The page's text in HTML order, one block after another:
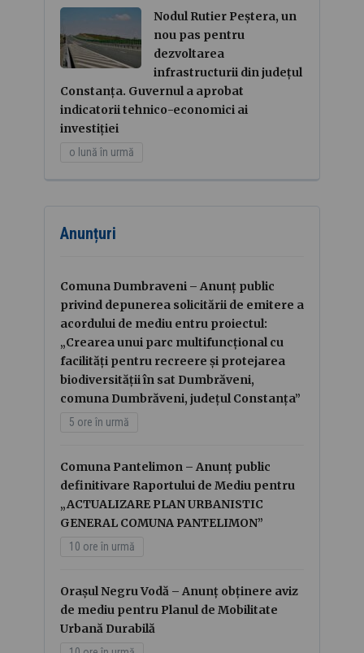
Nodul Rutier Peștera, un
nou pas pentru
dezvoltarea
infrastructurii din județul
Constanța. Guvernul a aprobat
indicatorii tehnico-economici ai
investiției
o lună în urmă
Anunțuri
Comuna Dumbraveni – Anunț public
privind depunerea solicitării de emitere a
acordului de mediu entru proiectul:
„Crearea unui parc multifuncțional cu
facilități pentru recreere și protejarea
biodiversității în sat Dumbrăveni,
comuna Dumbrăveni, județul Constanța”
5 ore în urmă
Comuna Pantelimon – Anunț public
definitivare Raportului de Mediu pentru
„ACTUALIZARE PLAN URBANISTIC
GENERAL COMUNA PANTELIMON”
10 ore în urmă
Orașul Negru Vodă – Anunț obținere aviz
de mediu pentru Planul de Mobilitate
Urbană Durabilă